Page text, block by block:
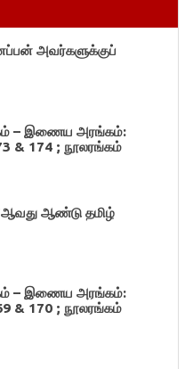
அவர்களுக்குப்
– இணைய அரங்கம்:
& 174 ; நூலரங்கம்
ஆண்டு தமிழ்
– இணைய அரங்கம்:
& 170 ; நூலரங்கம்